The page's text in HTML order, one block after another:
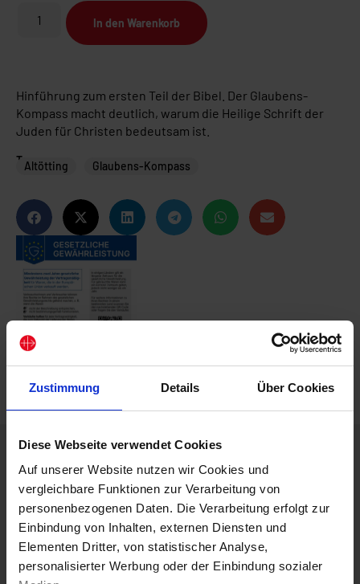
Zustimmung Details Über Cookies
Diese Webseite verwendet Cookies
Auf unserer Website nutzen wir Cookies und
vergleichbare Funktionen zur Verarbeitung von
personenbezogenen Daten. Die Verarbeitung erfolgt zur
Einbindung von Inhalten, externen Diensten und
Elementen Dritter, von statistischer Analyse,
personalisierter Werbung oder der Einbindung sozialer
In den Warenkorb
Hinführung zum ersten Teil der Bibel. Der Glaubens-
Kompass macht deutlich, warum die Heilige Schrift der
Juden für Christen bedeutsam ist.
Tags
Altötting Glaubens-Kompass
Lesen Sie eine Hinführung zum ersten Teil der Bibel.
Der Glaubens-Kompass erläutert, dass viele Ereignisse im
Alten Testament als Hinweis auf neutestamentliche
Ereignisse verstanden werden können. Die Hinführung
legt dar, inwiefern die Bibel Gotteswort und zugleich
Menschenwort enthält, auf welchen Bedeutungsebenen